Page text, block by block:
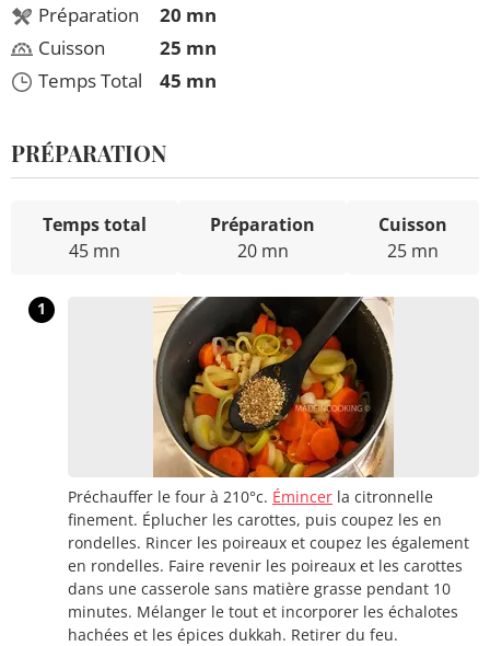
Préparation
Cuisson
Temps Total
20 mn
25 mn
45 mn
PRÉPARATION
Temps total
45 mn
Préparation
20 mn
Cuisson
25 mn
1
Préchauffer le four à 210°c. Émincer la citronnelle
finement. Éplucher les carottes, puis coupez les en
rondelles. Rincer les poireaux et coupez les également
en rondelles. Faire revenir les poireaux et les carottes
dans une casserole sans matière grasse pendant 10
minutes. Mélanger le tout et incorporer les échalotes
hachées et les épices dukkah. Retirer du feu.